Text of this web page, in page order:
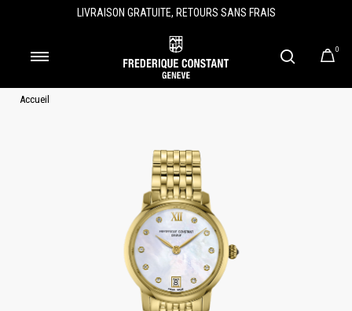
LIVRAISON GRATUITE, RETOURS SANS FRAIS
0
Accueil